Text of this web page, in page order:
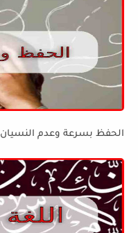
الحفظ بسرعة وعدم النسيان